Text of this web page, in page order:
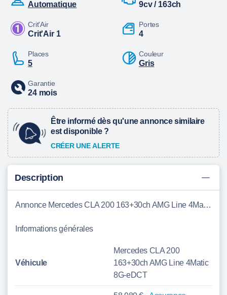
automatique 9cv / 163ch
Crit'Air
Crit'Air 1
Portes
4
Places
5
Couleur
Gris
Garantie
24 mois
Être informé dès qu'une annonce similaire
est disponible ?
CRÉER UNE ALERTE
Description
Annonce Mercedes CLA 200 163+30ch AMG Line 4Matic 8G-eDCT Le Mans
Informations générales
Véhicule
Mercedes CLA 200
163+30ch AMG Line 4Matic
8G-eDCT